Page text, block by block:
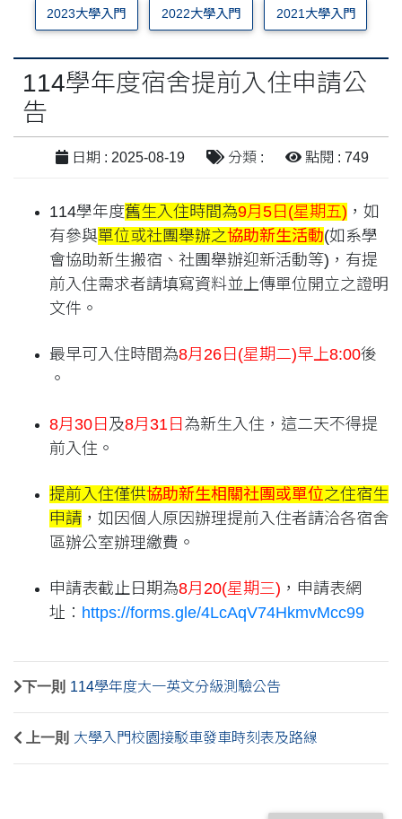
2023大學入門 2022大學入門 2021大學入門
114學年度宿舍提前入住申請公
告
日期 : 2025-08-19 分類 : 點閱 : 749
114學年度舊生入住時間為9月5日(星期五) ，如
有參與單位或社團舉辦之協助新生活動(如系學
會協助新生搬宿、社團舉辦迎新活動等)，有提
前入住需求者請填寫資料並上傳單位開立之證明
文件。
最早可入住時間為8月26日(星期二)早上8:00後
。
8月30日 及8月31日 為新生入住，這二天不得提
前入住。
提前入住僅供協助新生相關社團或單位之住宿生
申請 ，如因個人原因辦理提前入住者請洽各宿舍
區辦公室辦理繳費。
申請表截止日期為8月20(星期三) ，申請表網
址： https://forms.gle/4LcAqV74HkmvMcc99
下一則 114學年度大一英文分級測驗公告
上一則 大學入門校園接駁車發車時刻表及路線